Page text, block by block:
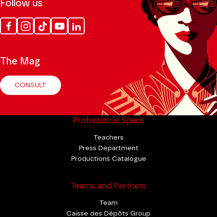
Follow us
FacebookInstagram
Tik
Tok
YoutubeLinkedin
The Mag
CONSULT
Professional Space
Teachers
Press Department
Productions Catalogue
Teams and Partners
Team
Caisse des Dépôts Group